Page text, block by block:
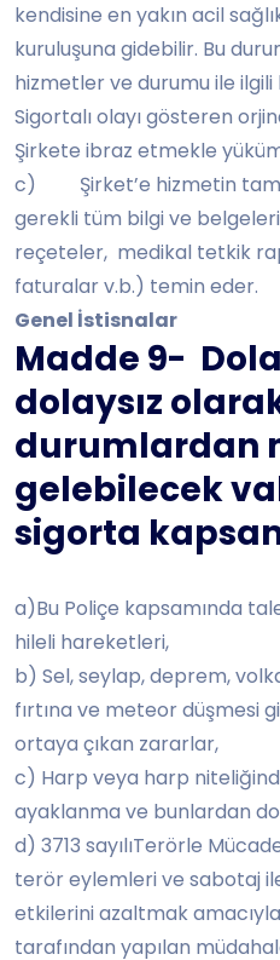
kendisine en yakın acil
kuruluşuna gidebilir. Bu
hizmetler ve durumu ile
Sigortalı olayı gösteren
Şirkete ibraz etmekle
c) Şirket’e hizmetin tam
gerekli tüm bilgi ve
reçeteler, medikal tetkik
faturalar v.b.) temin eder.
Genel İstisnalar
Madde 9-
dolaysız
durumlardan
gelebilecek
sigorta
a)Bu Poliçe kapsamında
hileli hareketleri,
b) Sel, seylap, deprem,
fırtına ve meteor düşmesi
ortaya çıkan zararlar,
c) Harp veya harp
ayaklanma ve bunlardan
d) 3713 sayılıTerörle
terör eylemleri ve sabotaj
etkilerini azaltmak
tarafından yapılan